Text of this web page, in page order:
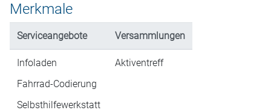
Merkmale
Serviceangebote Versammlungen
Infoladen
Fahrrad-Codierung
Selbsthilfewerkstatt
Aktiventreff